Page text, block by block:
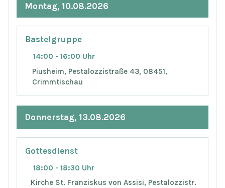
Montag, 10.08.2026
Bastelgruppe
14:00 - 16:00 Uhr
Piusheim, Pestalozzistraße 43, 08451,
Crimmtischau
Donnerstag, 13.08.2026
Gottesdienst
18:00 - 18:30 Uhr
Kirche St. Franziskus von Assisi, Pestalozzistr.